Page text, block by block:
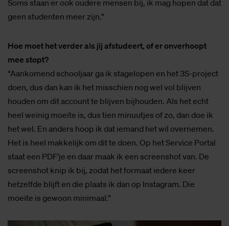
Soms staan er ook oudere mensen bij, ik mag hopen dat dat
geen studenten meer zijn.”
Hoe moet het verder als jij afstudeert, of er onverhoopt
mee stopt?
“Aankomend schooljaar ga ik stagelopen en het 3S-project
doen, dus dan kan ik het misschien nog wel vol blijven
houden om dit account te blijven bijhouden. Als het echt
heel weinig moeite is, dus tien minuutjes of zo, dan doe ik
het wel. En anders hoop ik dat iemand het wil overnemen.
Het is heel makkelijk om dit te doen. Op het Service Portal
staat een PDF’je en daar maak ik een screenshot van. De
screenshot knip ik bij, zodat het formaat iedere keer
hetzelfde blijft en die plaats ik dan op Instagram. Die
moeite is gewoon minimaal.”